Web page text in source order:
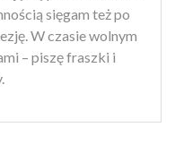
sięgam też po
W czasie wolnym
– piszę fraszki i